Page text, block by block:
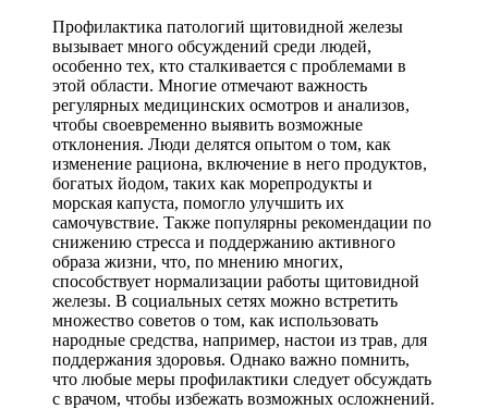
Профилактика патологий щитовидной железы
вызывает много обсуждений среди людей,
особенно тех, кто сталкивается с проблемами в
этой области. Многие отмечают важность
регулярных медицинских осмотров и анализов,
чтобы своевременно выявить возможные
отклонения. Люди делятся опытом о том, как
изменение рациона, включение в него продуктов,
богатых йодом, таких как морепродукты и
морская капуста, помогло улучшить их
самочувствие. Также популярны рекомендации по
снижению стресса и поддержанию активного
образа жизни, что, по мнению многих,
способствует нормализации работы щитовидной
железы. В социальных сетях можно встретить
множество советов о том, как использовать
народные средства, например, настои из трав, для
поддержания здоровья. Однако важно помнить,
что любые меры профилактики следует обсуждать
с врачом, чтобы избежать возможных осложнений.